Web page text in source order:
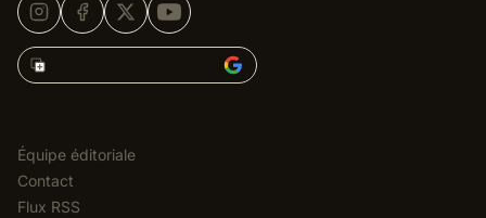
Ajouter Korean Car Blog à
Équipe éditoriale
Contact
Flux RSS